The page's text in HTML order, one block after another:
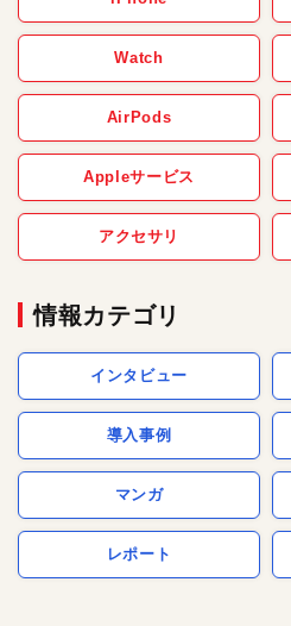
Watch
AirPods
Appleサービス
アクセサリ
情報カテゴリ
インタビュー
導入事例
マンガ
レポート